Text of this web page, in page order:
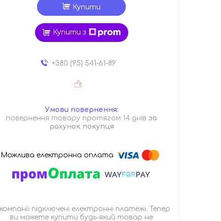
Купити
Купити з
+380 (95) 541-61-89
повернення товару протягом 14 днів за
рахунок покупця
підключені електронні платежі. Тепер
ви можете купити будь-який товар не